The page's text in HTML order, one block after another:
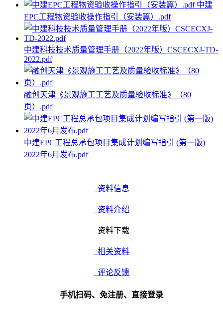
中建
EPC工程物资验收操作指引（安装篇）.pdf
中建科技技术质量管理手册（2022年版）CSCECXJ-TD-
2022.pdf
融创天津《景观施工工艺及质量验收标准》（80
页）.pdf
中建EPC工程总承包项目集成计划编写指引 (第一版)
2022年6月发布.pdf
资料信息
资料介绍
资料下载
相关资料
评论反馈
手机扫码、免注册、直接登录